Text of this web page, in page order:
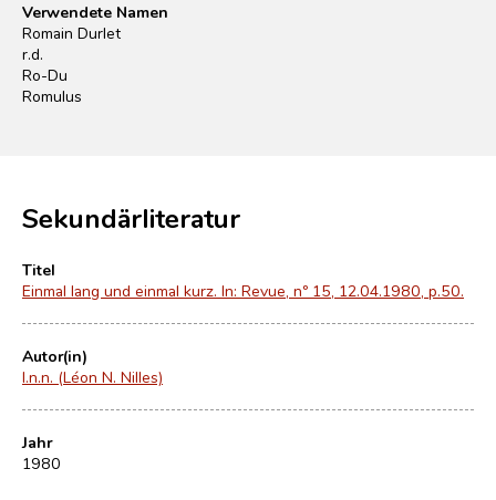
Verwendete Namen
Romain Durlet
r.d.
Ro-Du
Romulus
Sekundärliteratur
Titel
Einmal lang und einmal kurz. In: Revue, nº 15, 12.04.1980, p.50.
Autor(in)
l.n.n. (Léon N. Nilles)
Jahr
1980